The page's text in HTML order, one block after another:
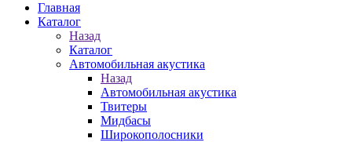
Главная
Каталог
Назад
Каталог
Автомобильная акустика
Назад
Автомобильная акустика
Твитеры
Мидбасы
Широкополосники